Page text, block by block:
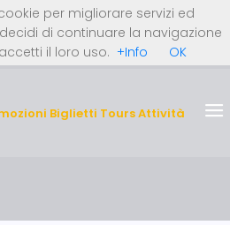
0 Articoli (0 €)
REGISTRATI ORA
LOGIN
Biglietti Tours Attività
per migliorare servizi ed
di continuare la navigazione
il loro uso. +Info OK